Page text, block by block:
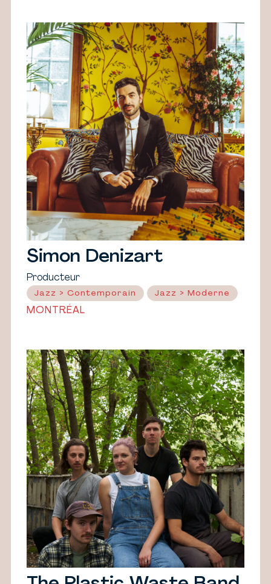
Simon Denizart
Producteur
Jazz > Contemporain Jazz > Moderne
MONTRÉAL